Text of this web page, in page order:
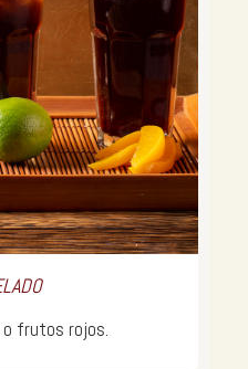
o frutos rojos.